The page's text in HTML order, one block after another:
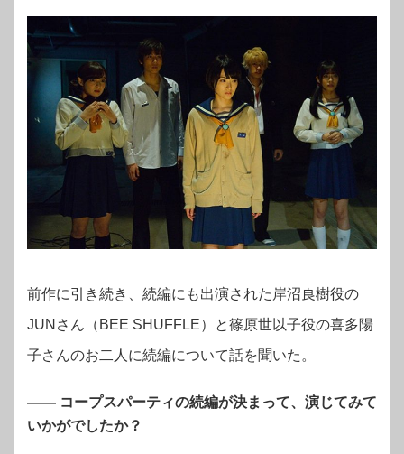
前作に引き続き、続編にも出演された岸沼良樹役の
JUNさん（BEE SHUFFLE）と篠原世以子役の喜多陽
子さんのお二人に続編について話を聞いた。
—— コープスパーティの続編が決まって、演じてみて
いかがでしたか？